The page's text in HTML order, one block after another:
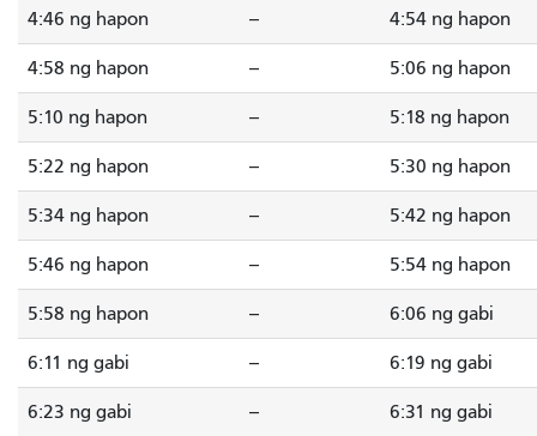
4:46 ng hapon -- 4:54 ng hapon
4:58 ng hapon -- 5:06 ng hapon
5:10 ng hapon -- 5:18 ng hapon
5:22 ng hapon -- 5:30 ng hapon
5:34 ng hapon -- 5:42 ng hapon
5:46 ng hapon -- 5:54 ng hapon
5:58 ng hapon -- 6:06 ng gabi
6:11 ng gabi -- 6:19 ng gabi
6:23 ng gabi -- 6:31 ng gabi